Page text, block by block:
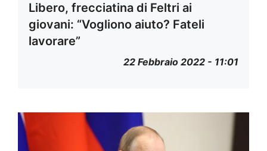
Libero, frecciatina di Feltri ai
giovani: “Vogliono aiuto? Fateli
lavorare”
22 Febbraio 2022 - 11:01